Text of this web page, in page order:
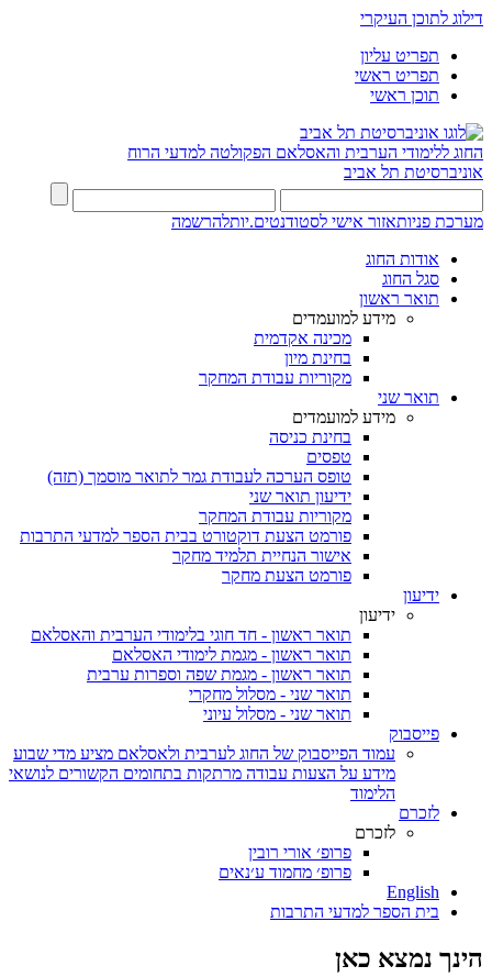
דילוג לתוכן העיקרי
תפריט עליון
תפריט ראשי
תוכן ראשי
החוג ללימודי הערבית והאסלאם הפקולטה למדעי הרוח
אוניברסיטת תל אביב
מערכת פניותאזור אישי לסטודנטים.יותלהרשמה
אודות החוג
סגל החוג
תואר ראשון
מידע למועמדים
מכינה אקדמית
בחינת מיון
מקוריות עבודת המחקר
תואר שני
מידע למועמדים
בחינת כניסה
טפסים
טופס הערכה לעבודת גמר לתואר מוסמך (תזה)
ידיעון תואר שני
מקוריות עבודת המחקר
פורמט הצעת דוקטורט בבית הספר למדעי התרבות
אישור הנחיית תלמיד מחקר
פורמט הצעת מחקר
ידיעון
ידיעון
תואר ראשון - חד חוגי בלימודי הערבית והאסלאם
תואר ראשון - מגמת לימודי האסלאם
תואר ראשון - מגמת שפה וספרות ערבית
תואר שני - מסלול מחקרי
תואר שני - מסלול עיוני
פייסבוק
עמוד הפייסבוק של החוג לערבית ולאסלאם מציע מדי שבוע
מידע על הצעות עבודה מרתקות בתחומים הקשורים לנושאי
הלימוד
לזכרם
לזכרם
פרופ׳ אורי רובין
פרופ׳ מחמוד ע׳נאים
English
בית הספר למדעי התרבות
הינך נמצא כאן